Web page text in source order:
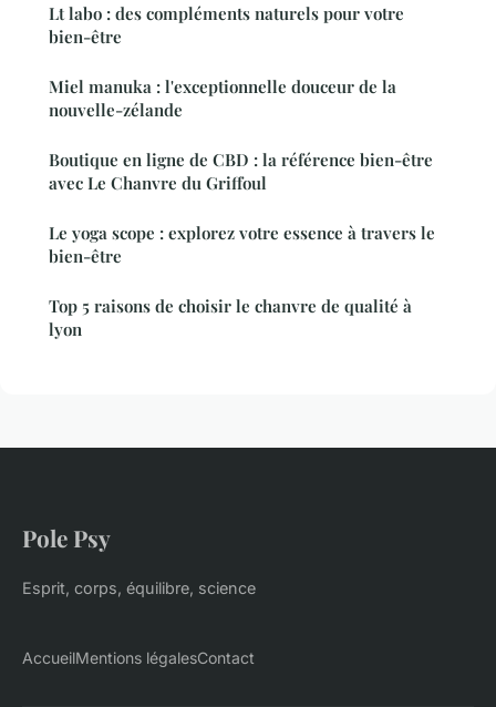
Lt labo : des compléments naturels pour votre
bien-être
Miel manuka : l'exceptionnelle douceur de la
nouvelle-zélande
Boutique en ligne de CBD : la référence bien-être
avec Le Chanvre du Griffoul
Le yoga scope : explorez votre essence à travers le
bien-être
Top 5 raisons de choisir le chanvre de qualité à
lyon
Pole Psy
Esprit, corps, équilibre, science
AccueilMentions légalesContact